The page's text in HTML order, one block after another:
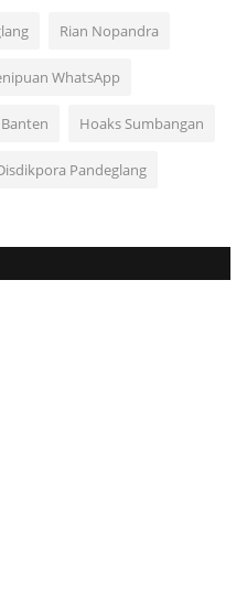
Rian Nopandra
WhatsApp
Hoaks Sumbangan
Pandeglang